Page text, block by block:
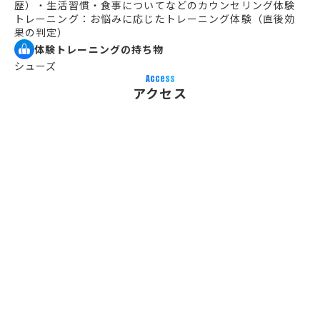
歴）・生活習慣・食事についてなどのカウンセリング体験
トレーニング：お悩みに応じたトレーニング体験（直後効
果の判定）
体験トレーニングの持ち物
シューズ
Access
アクセス